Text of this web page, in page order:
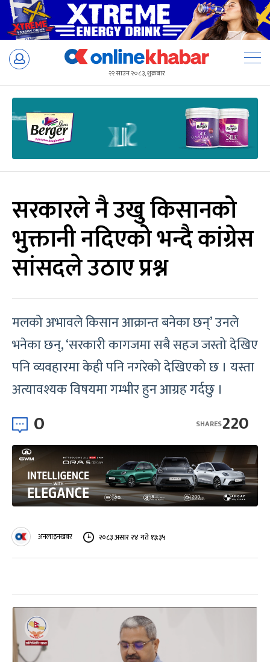
Skip
२२ साउन २०८३, शुक्रबार
सरकारले नै उखु किसानको
भुक्तानी नदिएको भन्दै कांग्रेस
सांसदले उठाए प्रश्न
मलको अभावले किसान आक्रान्त बनेका छन्’ उनले
भनेका छन्, ‘सरकारी कागजमा सबै सहज जस्तो देखिए
पनि व्यवहारमा केही पनि नगरेको देखिएको छ । यस्ता
अत्यावश्यक विषयमा गम्भीर हुन आग्रह गर्दछु ।
0 220
SHARES
अनलाइनखबर २०८३ असार २४ गते १३:३५